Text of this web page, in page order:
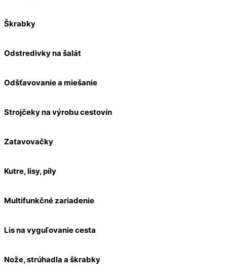
Škrabky
Odstredivky na šalát
Odšťavovanie a miešanie
Strojčeky na výrobu cestovín
Zatavovačky
Kutre, lisy, píly
Multifunkčné zariadenie
Lis na vyguľovanie cesta
Nože, strúhadla a škrabky